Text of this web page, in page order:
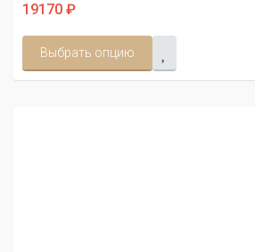
19170 ₽
Выбрать опцию